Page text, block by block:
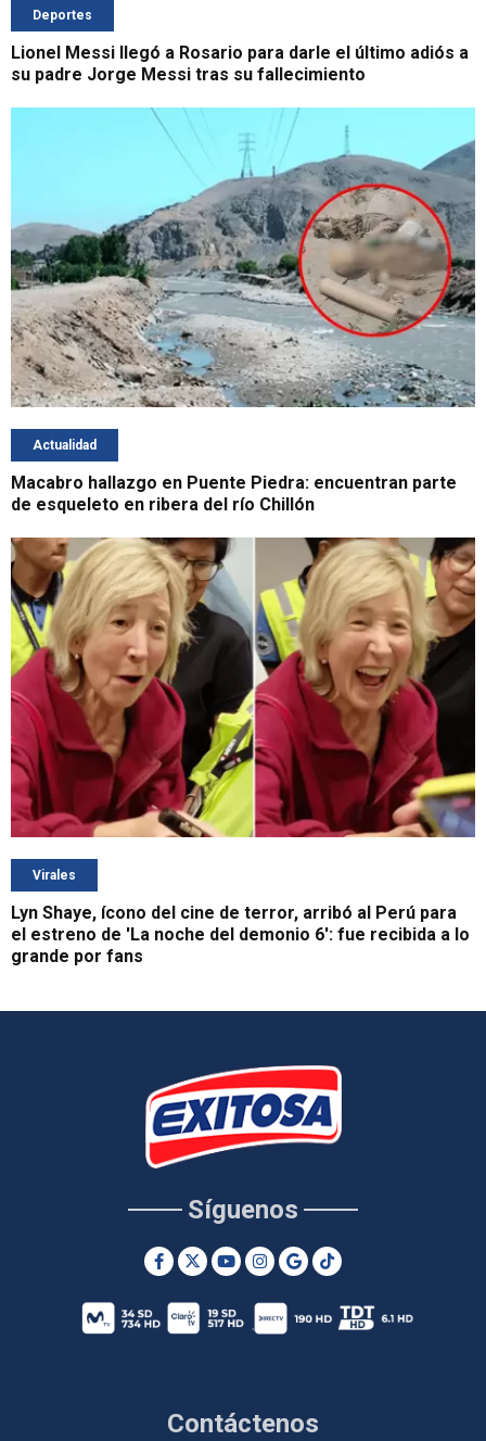
Deportes
Lionel Messi llegó a Rosario para darle el último adiós a
su padre Jorge Messi tras su fallecimiento
Actualidad
Macabro hallazgo en Puente Piedra: encuentran parte
de esqueleto en ribera del río Chillón
Virales
Lyn Shaye, ícono del cine de terror, arribó al Perú para
el estreno de 'La noche del demonio 6': fue recibida a lo
grande por fans
Contáctenos
Síguenos